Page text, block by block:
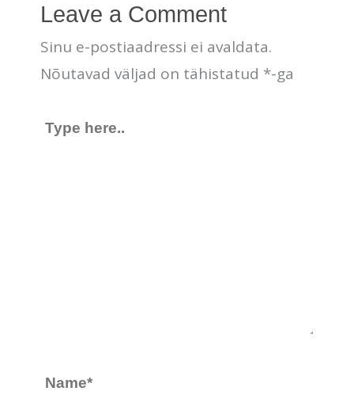
Leave a Comment
Sinu e-postiaadressi ei avaldata.
Nõutavad väljad on tähistatud *-ga
Type
Name*